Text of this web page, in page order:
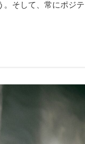
。そして、常にポジテ